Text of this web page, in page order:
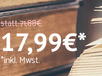
statt 71,88€
17,99€*
*inkl. Mwst.